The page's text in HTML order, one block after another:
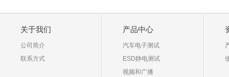
关于我们
公司简介
联系方式
产品中心
汽车电子测试
ESD静电测试
视频和广播